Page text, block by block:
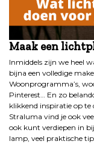
Maak een
Inmiddels zijn we heel
bijna een volledige
Woonprogramma’s,
Pinterest… En zo
klikkend inspiratie op te
Straluma vind je ook
ook kunt verdiepen in
lamp, veel praktische